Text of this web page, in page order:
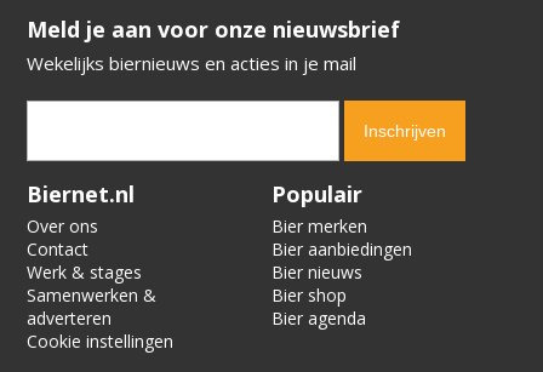
​​​​​​​Meld je aan voor onze nieuwsbrief
Wekelijks biernieuws en acties in je mail
Verification code:
Biernet.nl
Over ons
Contact
Werk & stages
Samenwerken &
adverteren
Cookie instellingen
Populair
Bier merken
Bier aanbiedingen
Bier nieuws
Bier shop
Bier agenda